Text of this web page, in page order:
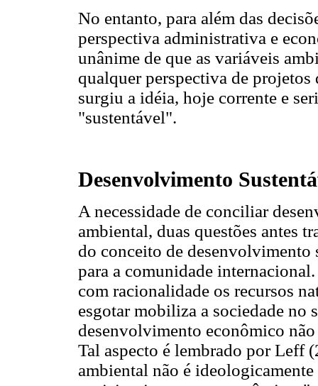
No entanto, para além das
perspectiva administrativa e
unânime de que as variáveis
qualquer perspectiva de
surgiu a idéia, hoje corrente e
"sustentável".
Desenvolvimento
A necessidade de conciliar
ambiental, duas questões antes
do conceito de desenvolvimento
para a comunidade
com racionalidade os recursos
esgotar mobiliza a sociedade no
desenvolvimento econômico
Tal aspecto é lembrado por Leff
ambiental não é